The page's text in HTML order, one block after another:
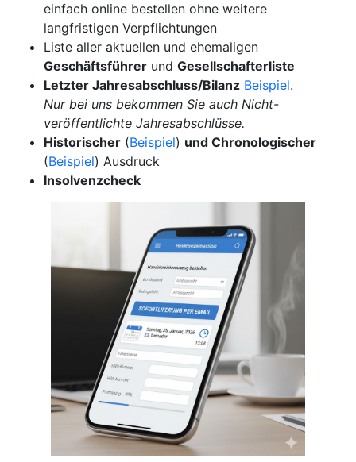
einfach online bestellen ohne weitere
langfristigen Verpflichtungen
Liste aller aktuellen und ehemaligen
Geschäftsführer und Gesellschafterliste
Letzter Jahresabschluss/Bilanz Beispiel.
Nur bei uns bekommen Sie auch Nicht-
veröffentlichte Jahresabschlüsse.
Historischer (Beispiel) und Chronologischer
(Beispiel) Ausdruck
Insolvenzcheck